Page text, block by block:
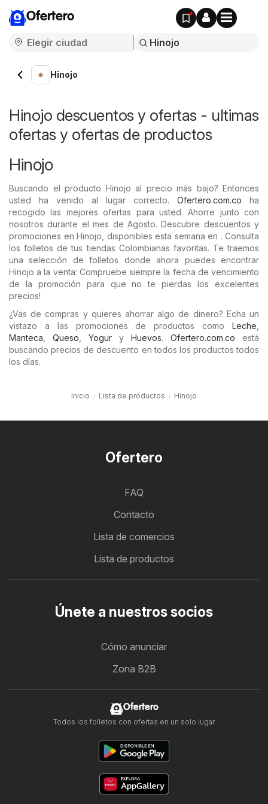
Ofertero
Hinojo
Hinojo descuentos y ofertas - ultimas
ofertas y ofertas de productos
Hinojo
Buscando el producto Hinojo al precio más bajo? Entonces
usted ha venido al lugar correcto. Ofertero.com.co ha
recogido las mejores ofertas para usted. Ahorre junto con
nosotros durante el mes de Agosto. Descubre descuentos y
promociones en Hinojo, disponibles esta semana en . Consulta
los folletos de tus tiendas Colombianas favoritas. Te traemos
una selección de folletos donde ahora puedes encontrar
Hinojo a la venta: Compruebe siempre la fecha de vencimiento
de la promoción para que no te pierdas los excelentes
precios!
¿Vas de compras y quieres ahorrar algo de dinero? Echa un
vistazo a las promociones de productos como Leche
Manteca
Queso Yogur y Huevos. Ofertero.com.co está
buscando precios de descuento en todos los productos todos
los días.
Inicio Lista de productos Hinojo
Ofertero
FAQ
Contacto
Lista de comercios
Lista de productos
Únete a nuestros socios
Cómo anunciar
Zona B2B
Ofertero
Todos los folletos con ofertas en un solo lugar